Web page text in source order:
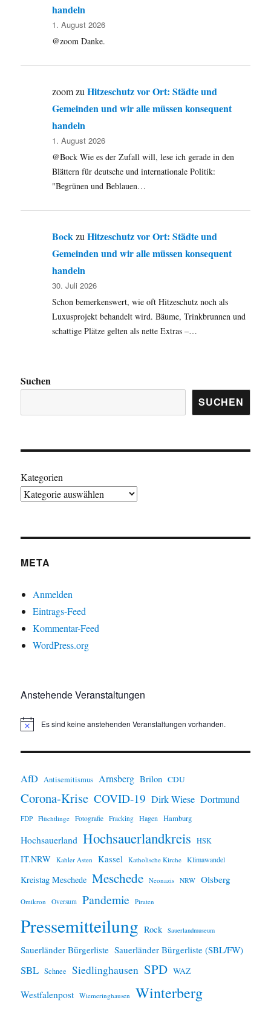
handeln
1. August 2026
@zoom Danke.
zoomzuHitzeschutz vor Ort: Städte und
Gemeinden und wir alle müssen konsequent
handeln
1. August 2026
@Bock Wie es der Zufall will, lese ich gerade in den
Blättern für deutsche und internationale Politik:
"Begrünen und Beblauen…
BockzuHitzeschutz vor Ort: Städte und
Gemeinden und wir alle müssen konsequent
handeln
30. Juli 2026
Schon bemerkenswert, wie oft Hitzeschutz noch als
Luxusprojekt behandelt wird. Bäume, Trinkbrunnen und
schattige Plätze gelten als nette Extras –…
Suchen
SUCHEN
Kategorien
META
Anmelden
Eintrags-Feed
Kommentar-Feed
WordPress.org
Anstehende Veranstaltungen
H
w
s
Es sind keine anstehenden Veranstaltungen vorhanden.
AfD Antisemitismus Arnsberg Brilon CDU
Corona-Krise COVID-19 Dirk Wiese Dortmund
FDP Flüchtlinge Fotografie Fracking Hagen Hamburg
Hochsauerland Hochsauerlandkreis HSK
IT.NRW Kahler Asten Kassel Katholische Kirche Klimawandel
Kreistag Meschede Meschede Neonazis NRW Olsberg
Omikron Oversum Pandemie Piraten
Pressemitteilung Rock Sauerlandmuseum
Sauerländer Bürgerliste Sauerländer Bürgerliste (SBL/FW)
SBL Schnee Siedlinghausen SPD WAZ
Westfalenpost Wiemeringhausen Winterberg